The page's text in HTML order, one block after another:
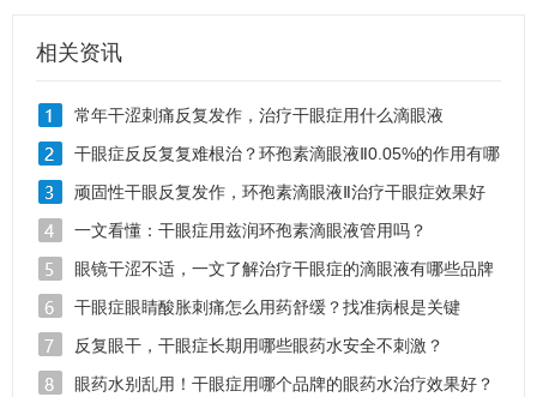
相关资讯
常年干涩刺痛反复发作，治疗干眼症用什么滴眼液
干眼症反反复复难根治？环孢素滴眼液Ⅱ0.05%的作用有哪
些
顽固性干眼反复发作，环孢素滴眼液Ⅱ治疗干眼症效果好
吗
一文看懂：干眼症用兹润环孢素滴眼液管用吗？
眼镜干涩不适，一文了解治疗干眼症的滴眼液有哪些品牌
干眼症眼睛酸胀刺痛怎么用药舒缓？找准病根是关键
反复眼干，干眼症长期用哪些眼药水安全不刺激？
眼药水别乱用！干眼症用哪个品牌的眼药水治疗效果好？